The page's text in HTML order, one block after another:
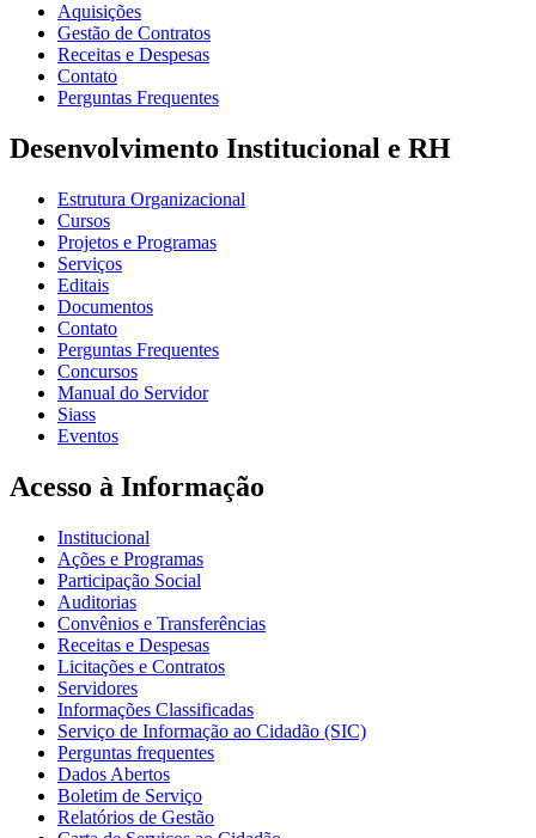
Aquisições
Gestão de Contratos
Receitas e Despesas
Contato
Perguntas Frequentes
Desenvolvimento Institucional e RH
Estrutura Organizacional
Cursos
Projetos e Programas
Serviços
Editais
Documentos
Contato
Perguntas Frequentes
Concursos
Manual do Servidor
Siass
Eventos
Acesso à Informação
Institucional
Ações e Programas
Participação Social
Auditorias
Convênios e Transferências
Receitas e Despesas
Licitações e Contratos
Servidores
Informações Classificadas
Serviço de Informação ao Cidadão (SIC)
Perguntas frequentes
Dados Abertos
Boletim de Serviço
Relatórios de Gestão